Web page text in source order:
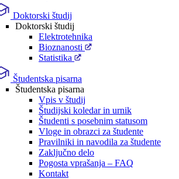
Doktorski študij
Doktorski študij
Elektrotehnika
Bioznanosti
Statistika
Študentska pisarna
Študentska pisarna
Vpis v študij
Študijski koledar in urnik
Študenti s posebnim statusom
Vloge in obrazci za študente
Pravilniki in navodila za študente
Zaključno delo
Pogosta vprašanja – FAQ
Kontakt